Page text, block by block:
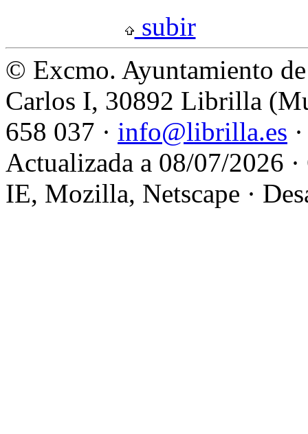
subir
© Excmo. Ayuntamiento
Carlos I, 30892 Librilla
658 037 · info@librilla.es
Actualizada a 08/07/2026
IE, Mozilla, Netscape ·